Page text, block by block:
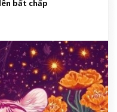
bất chấp